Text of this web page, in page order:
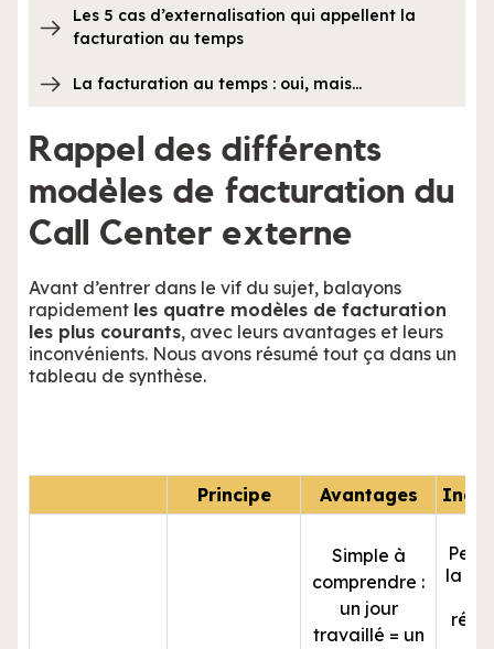
Les 5 cas d’externalisation qui appellent la
facturation au temps
La facturation au temps : oui, mais…
Rappel des différents
modèles de facturation du
Call Center externe
Avant d’entrer dans le vif du sujet, balayons
rapidement les quatre modèles de facturation
les plus courants, avec leurs avantages et leurs
inconvénients. Nous avons résumé tout ça dans un
tableau de synthèse.
Principe Avantages
Simple à
comprendre :
un jour
travaillé = un
Peut
la